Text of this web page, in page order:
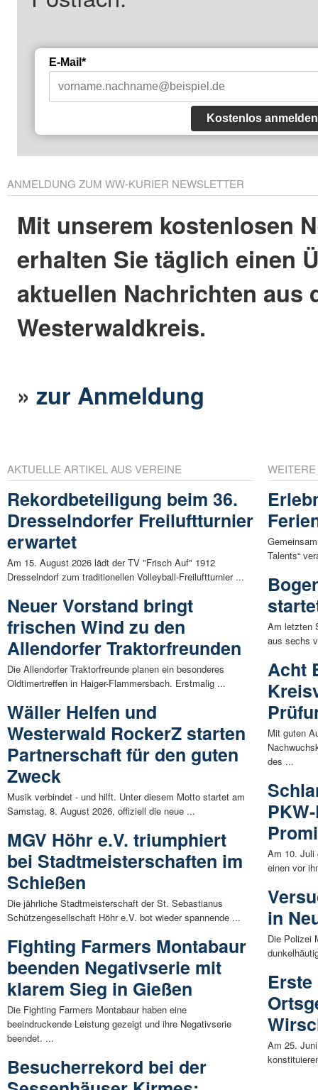
E-Mail*
Kostenlos anmelden
ANMELDUNG ZUM WW-KURIER NEWSLETTER
Mit unserem kostenlosen
erhalten Sie täglich einen
aktuellen Nachrichten aus
Westerwaldkreis.
»zur Anmeldung
AKTUELLE ARTIKEL AUS VEREINE
Rekordbeteiligung beim 36.
Dresselndorfer Freiluftturnier
erwartet
Am 15. August 2026 lädt der TV "Frisch Auf" 1912
Dresselndorf zum traditionellen Volleyball-Freiluftturnier ...
Neuer Vorstand bringt
frischen Wind zu den
Allendorfer Traktorfreunden
Die Allendorfer Traktorfreunde planen ein besonderes
Oldtimertreffen in Haiger-Flammersbach. Erstmalig ...
Wäller Helfen und
Westerwald RockerZ starten
Partnerschaft für den guten
Zweck
Musik verbindet - und hilft. Unter diesem Motto startet am
Samstag, 8. August 2026, offiziell die neue ...
MGV Höhr e.V. triumphiert
bei Stadtmeisterschaften im
Schießen
Die jährliche Stadtmeisterschaft der St. Sebastianus
Schützengesellschaft Höhr e.V. bot wieder spannende ...
Fighting Farmers Montabaur
beenden Negativserie mit
klarem Sieg in Gießen
Die Fighting Farmers Montabaur haben eine
beeindruckende Leistung gezeigt und ihre Negativserie
beendet. ...
Besucherrekord bei der
Talents“
Am letzten
aus sechs
Acht
Mit guten
des ...
Am 10. Juli
einen vor
in
Die Polizei
Am 25.